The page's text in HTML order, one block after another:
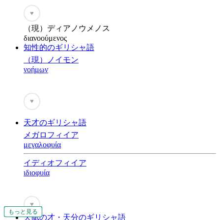
もっと見る
もっと見る
もっと見る
もっと見る
もっと見る
♥
（現）ディアノウメノス
διανοούμενος
知性的のギリシャ語
（現）ノイモン
νοήμων
♥
天才のギリシャ語
メガロフィイア
μεγαλοφυία
イディオフィイア
ιδιοφυία
♥
天賦の才・天分のギリシャ語
もっと見る
もっと見る
もっと見る
もっと見る
もっと見る
もっと見る
もっと見る
もっと見る
もっと見る
もっと見る